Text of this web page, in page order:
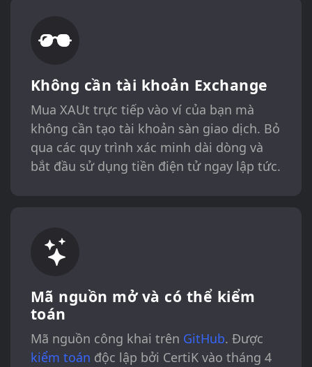
Không cần tài khoản Exchange
Mua XAUt trực tiếp vào ví của bạn mà
không cần tạo tài khoản sàn giao dịch. Bỏ
qua các quy trình xác minh dài dòng và
bắt đầu sử dụng tiền điện tử ngay lập tức.
Mã nguồn mở và có thể kiểm
toán
Mã nguồn công khai trên GitHub. Được
kiểm toán độc lập bởi CertiK vào tháng 4